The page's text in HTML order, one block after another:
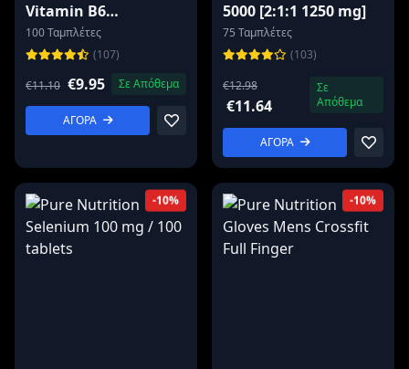
Vitamin B6
Pyridoxine 50 mg
100 Ταμπλέτες
(107)
€11.10 €9.95 Σε Απόθεμα
ΑΓΟΡΑ
5000 [2:1:1 1250 mg]
75 Ταμπλέτες
(103)
€12.98
€11.64
Σε
Απόθεμα
ΑΓΟΡΑ
-10% -10%